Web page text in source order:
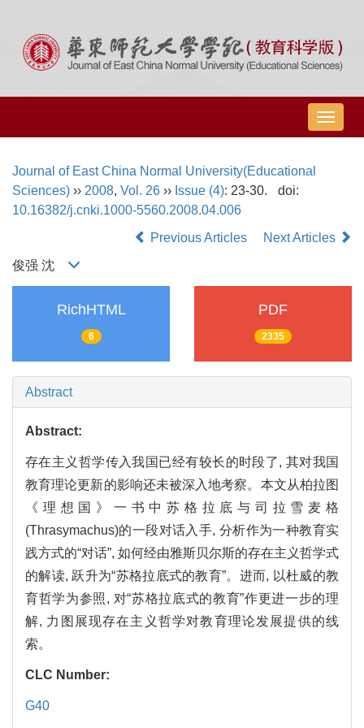
导
航
Journal of East China Normal University(Educational
Sciences) ›› 2008, Vol. 26 ›› Issue (4): 23-30.
doi:
10.16382/j.cnki.1000-5560.2008.04.006
Previous Articles
Next Articles
俊强 沈
RichHTML
6
PDF
2335
Abstract
Abstract:
存在主义哲学传入我国已经有较长的时段了, 其对我国
教育理论更新的影响还未被深入地考察。本文从柏拉图
《理想国》一书中苏格拉底与司拉雪麦格
(Thrasymachus)的一段对话入手, 分析作为一种教育实
践方式的“对话”, 如何经由雅斯贝尔斯的存在主义哲学式
的解读, 跃升为“苏格拉底式的教育”。进而, 以杜威的教
育哲学为参照, 对“苏格拉底式的教育”作更进一步的理
解, 力图展现存在主义哲学对教育理论发展提供的线
索。
CLC Number:
G40